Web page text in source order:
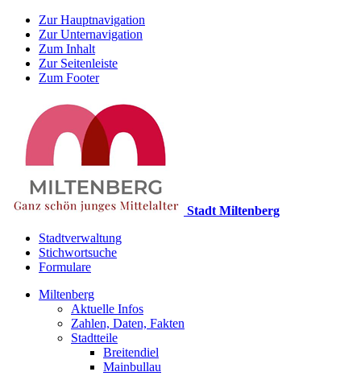
Zur Hauptnavigation
Zur Unternavigation
Zum Inhalt
Zur Seitenleiste
Zum Footer
Stadt Miltenberg
Stadtverwaltung
Stichwortsuche
Formulare
Miltenberg
Aktuelle Infos
Zahlen, Daten, Fakten
Stadtteile
Breitendiel
Mainbullau